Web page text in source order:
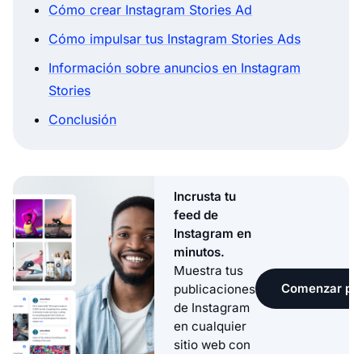
Cómo crear Instagram Stories Ad
Cómo impulsar tus Instagram Stories Ads
Información sobre anuncios en Instagram
Stories
Conclusión
Incrusta tu
feed de
Instagram en
minutos.
Muestra tus
publicaciones
de Instagram
en cualquier
sitio web con
Comenzar